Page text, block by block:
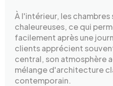
À l'intérieur, les
chaleureuses, ce qui
facilement après une
clients apprécient
central, son atmosphère
mélange d'architecture
contemporain.